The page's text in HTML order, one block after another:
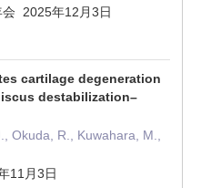
2025年12月3日
cartilage degeneration
destabilization–
Okuda, R., Kuwahara, M.,
11月3日